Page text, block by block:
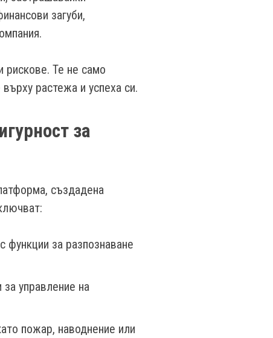
загуби,
рискове. Те не само
растежа и успеха си.
за
създадена
функции за разпознаване
за управление на
пожар, наводнение или